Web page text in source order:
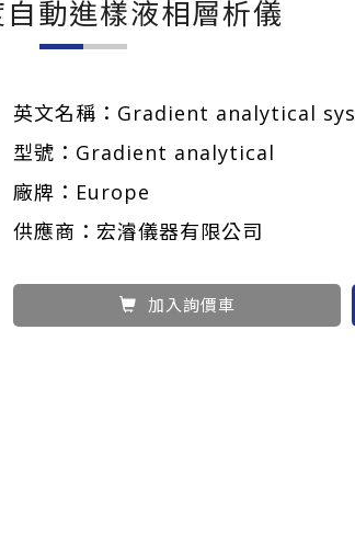
動進樣液相層析儀
英文名稱：Gradient analytical
型號：Gradient analytical
廠牌：Europe
供應商：宏濬儀器有限公司
加入詢價車